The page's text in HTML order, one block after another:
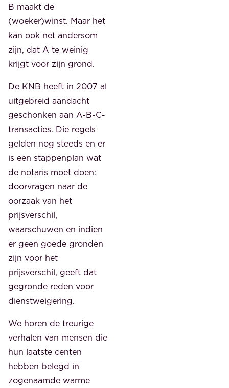
B maakt de
(woeker)winst. Maar het
kan ook net andersom
zijn, dat A te weinig
krijgt voor zijn grond.
De KNB heeft in 2007 al
uitgebreid aandacht
geschonken aan A-B-C-
transacties. Die regels
gelden nog steeds en er
is een stappenplan wat
de notaris moet doen:
doorvragen naar de
oorzaak van het
prijsverschil,
waarschuwen en indien
er geen goede gronden
zijn voor het
prijsverschil, geeft dat
gegronde reden voor
dienstweigering.
We horen de treurige
verhalen van mensen die
hun laatste centen
hebben belegd in
zogenaamde warme